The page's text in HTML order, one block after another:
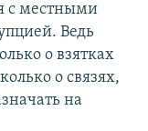
с местными
Ведь
о взятках
о связях,
на